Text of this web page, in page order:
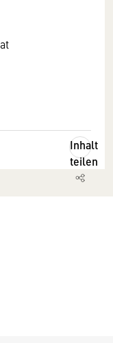
Inhalt
teilen